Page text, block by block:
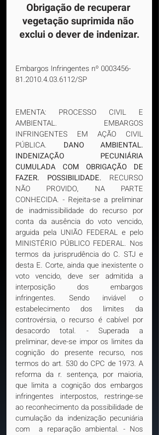
Obrigação de recuperar
vegetação suprimida não
exclui o dever de indenizar.
Embargos Infringentes nº 0003456-
81.2010.4.03.6112/SP
EMENTA: PROCESSO CIVIL E
AMBIENTAL. EMBARGOS
INFRINGENTES EM AÇÃO CIVIL
PÚBLICA. DANO AMBIENTAL.
INDENIZAÇÃO PECUNIÁRIA
CUMULADA COM OBRIGAÇÃO DE
FAZER. POSSIBILIDADE. RECURSO
NÃO PROVIDO, NA PARTE
CONHECIDA. - Rejeita-se a preliminar
de inadmissibilidade do recurso por
conta da ausência do voto vencido,
arguida pela UNIÃO FEDERAL e pelo
MINISTÉRIO PÚBLICO FEDERAL. Nos
termos da jurisprudência do C. STJ e
desta E. Corte, ainda que inexistente o
voto vencido, deve ser admitida a
interposição dos embargos
infringentes. Sendo inviável o
estabelecimento dos limites da
controvérsia, o recurso é cabível por
desacordo total. - Superada a
preliminar, deve-se impor os limites da
cognição do presente recurso, nos
termos do art. 530 do CPC de 1973. A
reforma da r. sentença, por maioria,
que limita a cognição dos embargos
infringentes interpostos, restringe-se
ao reconhecimento da possibilidade de
cumulação da indenização pecuniária
com  a reparação ambiental. - Nos